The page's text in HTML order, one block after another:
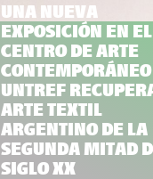
UNA NUEVA
EXPOSICIÓN EN EL
CENTRO DE ARTE
UNTREF
ARTE TEXTIL
ARGENTINO DE LA
SEGUNDA MITAD
SIGLO XX